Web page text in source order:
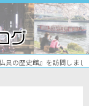
具の歴史館』を訪問しまし